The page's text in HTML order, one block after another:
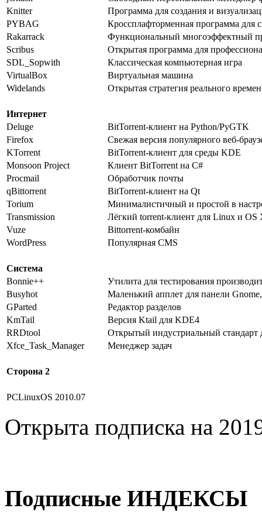
Knitter
Программа для создания и
PYBAG
Кроссплафторменная программа для
Rakarrack
Функциональный многоэффектный
Scribus
Открытая программа для
SDL_Sopwith
Классическая компьютерная игра
VirtualBox
Виртуальная машина
Widelands
Открытая стратегия реального
Интернет
Deluge
BitTorrent-клиент на Python/PyGTK
Firefox
Свежая версия популярного веб-
KTorrent
BitTorrent-клиент для среды KDE
Monsoon Project
Клиент BitTorrent на C#
Procmail
Обработчик почты
qBittorrent
BitTorrent-клиент на Qt
Torium
Минималистичный и простой в
Transmission
Лёгкий torrent-клиент для Linux и OS
Vuze
Bittorrent-комбайн
WordPress
Популярная CMS
Система
Bonnie++
Утилита для тестирования
Busyhot
Маленький апплет для панели
GParted
Редактор разделов
KmTail
Версия Ktail для KDE4
RRDtool
Открытый индустриальный стандарт
Xfce_Task_Manager
Менеджер задач
Сторона 2
PCLinuxOS 2010.07
Открыта подписка на
Подписные ИНДЕКСЫ